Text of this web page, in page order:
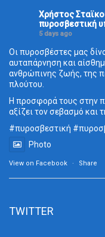
Χρήστος
πυροσβεστική
5 days ago
Οι πυροσβέστες μας
αυταπάρνηση και
ανθρώπινης ζωής, της
πλούτου.
Η προσφορά τους στην
αξίζει τον σεβασμό και
#πυροσβεστική
Photo
View on Facebook · Share
TWITTER